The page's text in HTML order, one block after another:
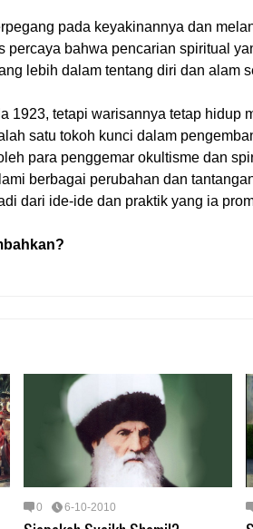
pada keyakinannya dan
percaya bahwa pencarian spiritual
lebih dalam tentang diri dan alam
1923, tetapi warisannya tetap hidup
satu tokoh kunci dalam
para penggemar okultisme dan
berbagai perubahan dan
dari ide-ide dan praktik yang ia
0 6-10-2010